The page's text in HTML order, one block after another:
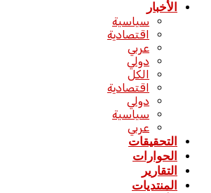
الأخبار
سياسية
اقتصادية
عربي
دولي
الكل
اقتصادية
دولي
سياسية
عربي
التحقيقات
الحوارات
التقارير
المنتديات